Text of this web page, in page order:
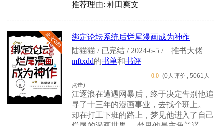
推荐理由: 种田爽文
绑定论坛系统后烂尾漫画成为神作
陆猫猫 / 已完结 / 2024-6-5 /
推书大佬
mftxdd的书单和书评
0.0 (0人评价 , 5061人
点击)
江逐浪在遭遇网暴后，终于决定告别他追
寻了十三年的漫画事业，去找个班上。
却在打工下班的路上，梦见他进入了自己